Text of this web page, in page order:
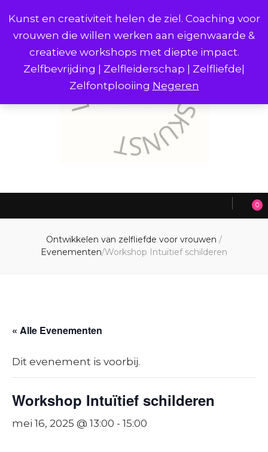
Kunst en creativiteit helen de ziel. Coaching voor
vrouwen die willen werken aan eigenwaarde &
creatieve workshops met diepte impact.
Zelfbevrijding | Zelfleiderschap | Zelfliefde|
Zelfontplooiing Negeren
0
Ontwikkelen van zelfliefde voor vrouwen /
Evenementen/Workshop Intuïtief schilderen
« Alle Evenementen
Dit evenement is voorbij.
Workshop Intuïtief schilderen
mei 16, 2025 @ 13:00 - 15:00